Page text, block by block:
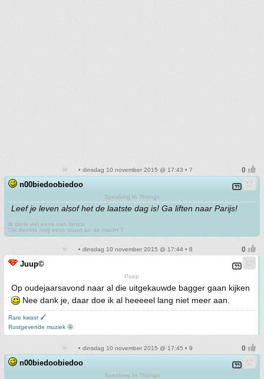
• dinsdag 10 november 2015 @ 17:43 • 7
n00biedoobiedoo
Speaking In Thongs
Leef je leven alsof het de laatste dag is! Ga liften naar Parijs!
Ik denk wel eens aan Ionica
Die deelde nog eens staart tot de macht 7
• dinsdag 10 november 2015 @ 17:44 • 8
Juup©
Poep
Op oudejaarsavond naar al die uitgekauwde bagger gaan kijken
Nee dank je, daar doe ik al heeeeel lang niet meer aan.
Rare kwast 🖌
Rustgevende muziek 🤩
• dinsdag 10 november 2015 @ 17:45 • 9
n00biedoobiedoo
Speaking In Thongs